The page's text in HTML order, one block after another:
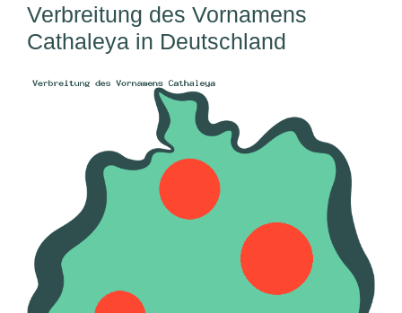
Verbreitung des Vornamens
Cathaleya in Deutschland